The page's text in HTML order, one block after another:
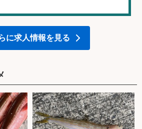
に求人情報を見る